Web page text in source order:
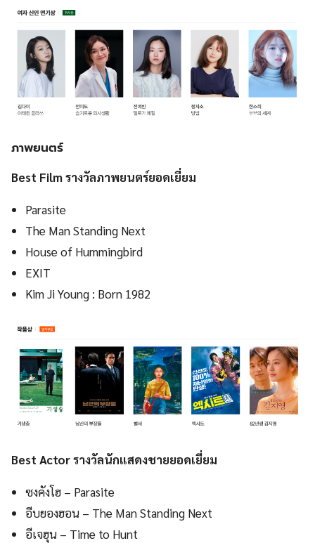
ภาพยนตร์
Best Film รางวัลภาพยนตร์ยอดเยี่ยม
Parasite
The Man Standing Next
House of Hummingbird
EXIT
Kim Ji Young : Born 1982
Best Actor รางวัลนักแสดงชายยอดเยี่ยม
ซงคังโฮ – Parasite
อีบยองฮอน – The Man Standing Next
อีเจฮุน – Time to Hunt